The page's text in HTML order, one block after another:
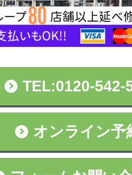
TEL:0120-542-
オンライン予